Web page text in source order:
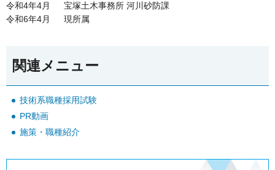
令和4年4月 宝塚土木事務所 河川砂防課
令和6年4月 現所属
関連メニュー
技術系職種採用試験
PR動画
施策・職種紹介